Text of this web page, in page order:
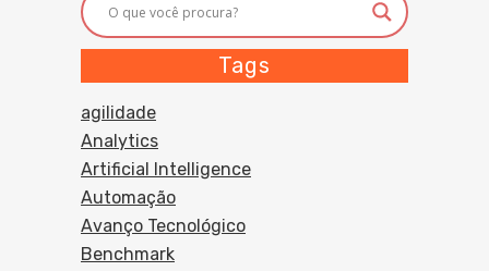
Tags
agilidade
Analytics
Artificial Intelligence
Automação
Avanço Tecnológico
Benchmark